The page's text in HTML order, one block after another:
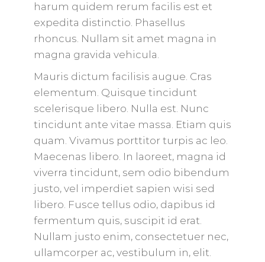
harum quidem rerum facilis est et
expedita distinctio. Phasellus
rhoncus. Nullam sit amet magna in
magna gravida vehicula.
Mauris dictum facilisis augue. Cras
elementum. Quisque tincidunt
scelerisque libero. Nulla est. Nunc
tincidunt ante vitae massa. Etiam quis
quam. Vivamus porttitor turpis ac leo.
Maecenas libero. In laoreet, magna id
viverra tincidunt, sem odio bibendum
justo, vel imperdiet sapien wisi sed
libero. Fusce tellus odio, dapibus id
fermentum quis, suscipit id erat.
Nullam justo enim, consectetuer nec,
ullamcorper ac, vestibulum in, elit.